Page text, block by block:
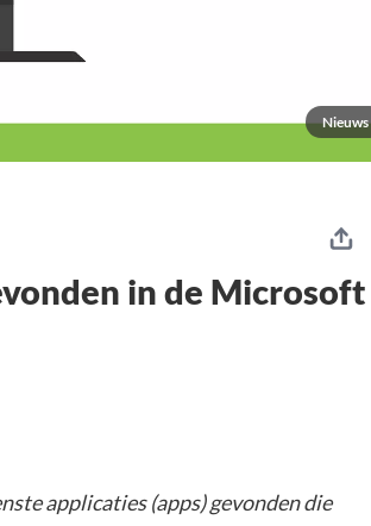
Nieuws
in de Microsoft
applicaties (apps) gevonden die